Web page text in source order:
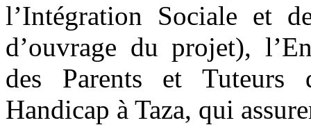
l’Intégration Sociale et
d’ouvrage du projet),
des Parents et Tuteurs
Handicap à Taza, qui